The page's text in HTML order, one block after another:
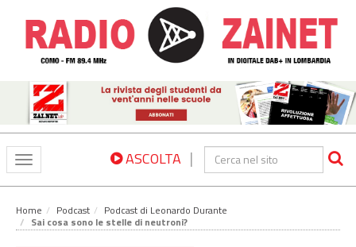
Toggle
navigation
ASCOLTA |
Home Podcast Podcast di Leonardo Durante
Sai cosa sono le stelle di neutroni?